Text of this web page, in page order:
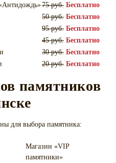
75 руб. Бесплатно
50 руб. Бесплатно
95 руб. Бесплатно
45 руб. Бесплатно
30 руб. Бесплатно
20 руб. Бесплатно
памятников
для выбора памятника:
Магазин «VIP
памятники»